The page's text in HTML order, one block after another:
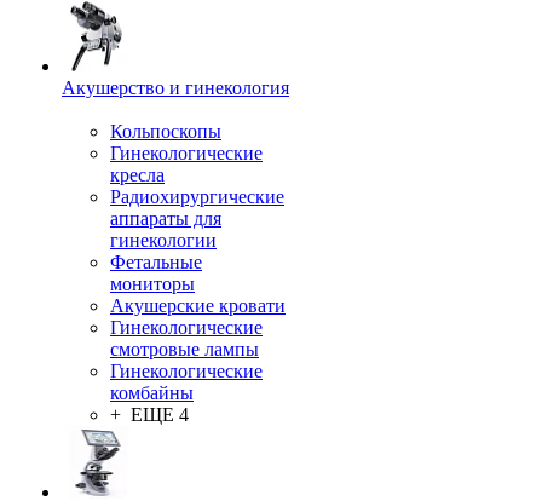
Акушерство и гинекология
Кольпоскопы
Гинекологические
кресла
Радиохирургические
аппараты для
гинекологии
Фетальные
мониторы
Акушерские кровати
Гинекологические
смотровые лампы
Гинекологические
комбайны
+ ЕЩЕ 4